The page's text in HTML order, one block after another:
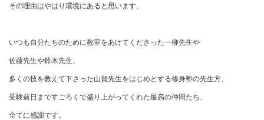
その理由はやはり環境にあると思います。
いつも自分たちのために教室をあけてくださった一柳先生や
佐藤先生や鈴木先生、
多くの技を教えて下さった山賀先生をはじめとする修身塾の先生方、
受験前日まですごろくで盛り上がってくれた最高の仲間たち、
全てに感謝です。